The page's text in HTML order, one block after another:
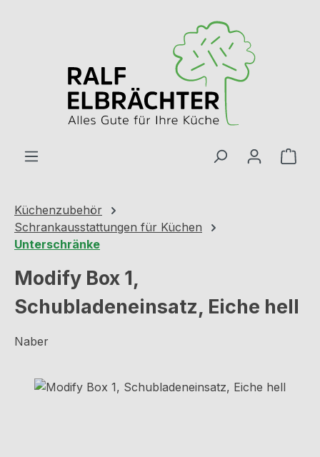
Küchenzubehör
Schrankausstattungen für Küchen
Unterschränke
Modify Box 1,
Schubladeneinsatz, Eiche hell
Naber
Bildergalerie überspringen